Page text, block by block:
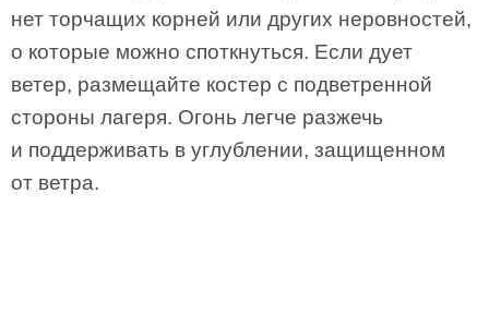
нет торчащих корней или других неровностей,
о которые можно споткнуться. Если дует
ветер, размещайте костер с подветренной
стороны лагеря. Огонь легче разжечь
и поддерживать в углублении, защищенном
от ветра.